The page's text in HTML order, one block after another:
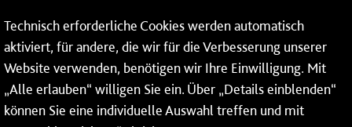
* Montags bis freitags bis 7 und ab 18 Uhr sowie an
Wochenenden und Feiertagen ganztags werden Ihre
Anrufe je nach Themenauswahl an ein Callcenter des
RMV oder von nextbike weitergeleitet. Dort erhalten Sie
Technisch erforderliche Cookies werden automatisch
aktiviert, für andere, die wir für die Verbesserung unserer
Website verwenden, benötigen wir Ihre Einwilligung. Mit
„Alle erlauben“ willigen Sie ein. Über „Details einblenden“
können Sie eine individuelle Auswahl treffen und mit